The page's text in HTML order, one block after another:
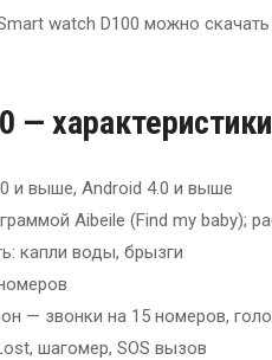
watch D100 можно
—
и выше, Android 4.0 и выше
Aibeile (Find my baby);
капли воды, брызги
— звонки на 15 номеров,
шагомер, SOS вызов